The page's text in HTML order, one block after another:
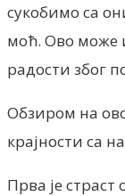
сукобимо са
моћ. Ово може
радости због
Обзиром на
крајности са
Прва је страст